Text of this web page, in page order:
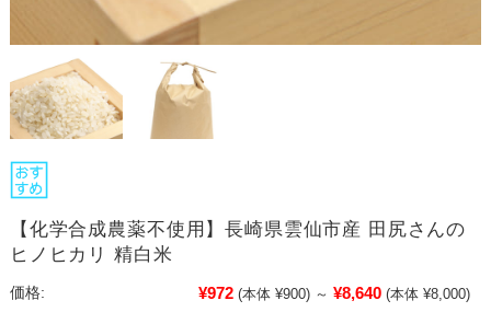
【化学合成農薬不使用】長崎県雲仙市産 田尻さんの
ヒノヒカリ 精白米
価格: ¥972 (本体 ¥900) ～ ¥8,640 (本体 ¥8,000)